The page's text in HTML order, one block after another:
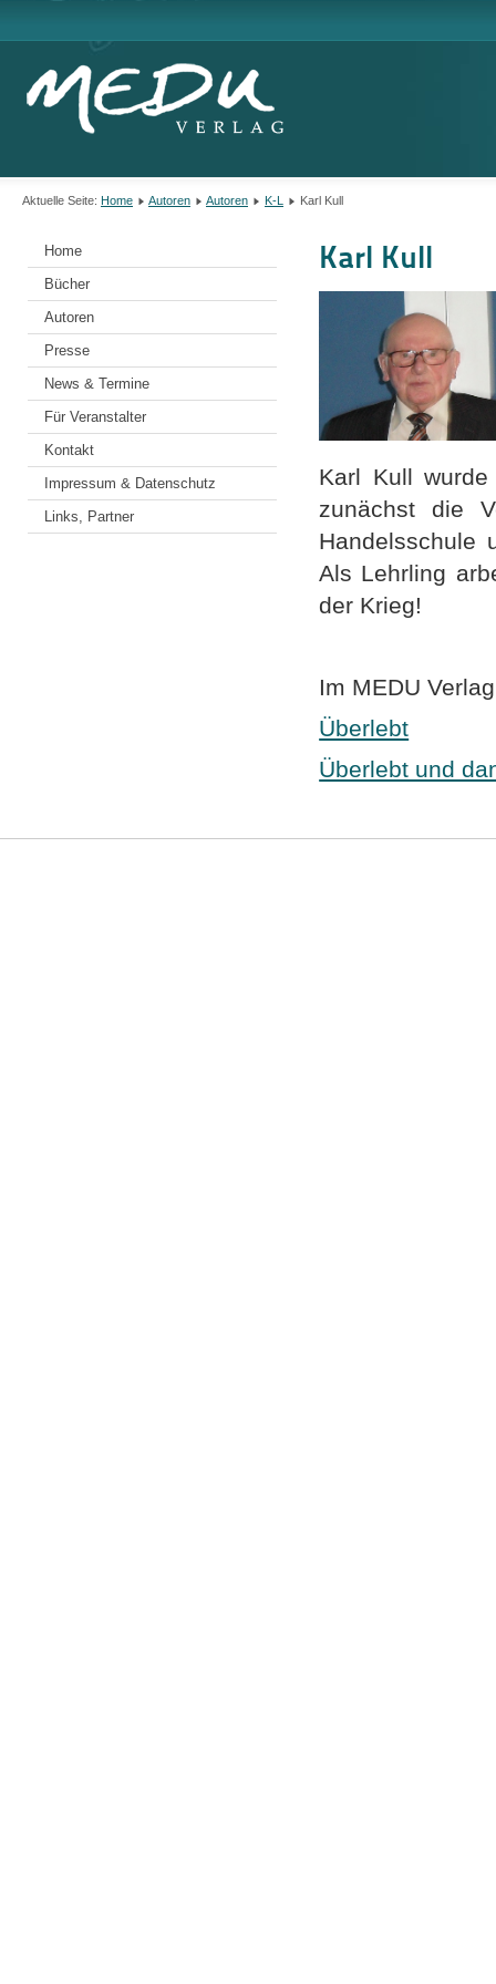
Aktuelle Seite: Home Autoren Autoren K-L Karl Kull
Home
Bücher
Autoren
Presse
News & Termine
Für Veranstalter
Kontakt
Impressum & Datenschutz
Links, Partner
Karl Kull
Karl Kull
zunächst die
Handelsschule
Als Lehrling
der Krieg!
Im MEDU
Überlebt
Überlebt und